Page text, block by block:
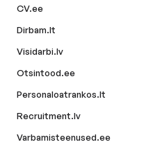
CV.ee
Dirbam.lt
Visidarbi.lv
Otsintood.ee
Personaloatrankos.lt
Recruitment.lv
Varbamisteenused.ee